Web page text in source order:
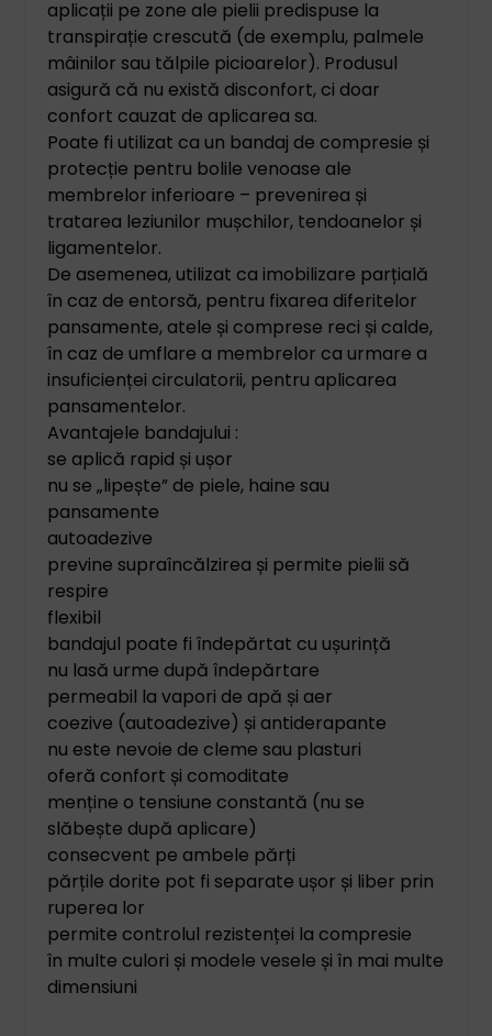
aplicații pe zone ale pielii predispuse la
transpirație crescută (de exemplu, palmele
mâinilor sau tălpile picioarelor). Produsul
asigură că nu există disconfort, ci doar
confort cauzat de aplicarea sa.
Poate fi utilizat ca un bandaj de compresie și
protecție pentru bolile venoase ale
membrelor inferioare – prevenirea și
tratarea leziunilor mușchilor, tendoanelor și
ligamentelor.
De asemenea, utilizat ca imobilizare parțială
în caz de entorsă, pentru fixarea diferitelor
pansamente, atele și comprese reci și calde,
în caz de umflare a membrelor ca urmare a
insuficienței circulatorii, pentru aplicarea
pansamentelor.
Avantajele bandajului :
se aplică rapid și ușor
nu se „lipește” de piele, haine sau
pansamente
autoadezive
previne supraîncălzirea și permite pielii să
respire
flexibil
bandajul poate fi îndepărtat cu ușurință
nu lasă urme după îndepărtare
permeabil la vapori de apă și aer
coezive (autoadezive) și antiderapante
nu este nevoie de cleme sau plasturi
oferă confort și comoditate
menține o tensiune constantă (nu se
slăbește după aplicare)
consecvent pe ambele părți
părțile dorite pot fi separate ușor și liber prin
ruperea lor
permite controlul rezistenței la compresie
în multe culori și modele vesele și în mai multe
dimensiuni